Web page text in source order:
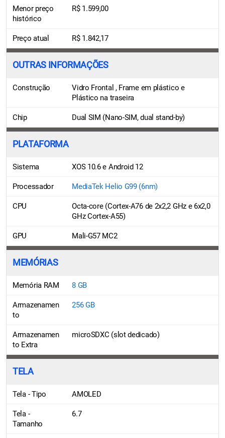
Menor preço
histórico
R$ 1.599,00
Preço atual R$ 1.842,17
OUTRAS INFORMAÇÕES
Construção
Vidro Frontal , Frame em plástico e
Plástico na traseira
Chip Dual SIM (Nano-SIM, dual stand-by)
PLATAFORMA
Sistema XOS 10.6 e Android 12
Processador MediaTek Helio G99 (6nm)
CPU
Octa-core (Cortex-A76 de 2x2,2 GHz e 6x2,0
GHz Cortex-A55)
GPU Mali-G57 MC2
MEMÓRIAS
Memória RAM 8 GB
Armazenamen
to
256 GB
Armazenamen
to Extra
microSDXC (slot dedicado)
TELA
Tela - Tipo AMOLED
Tela -
Tamanho
6.7